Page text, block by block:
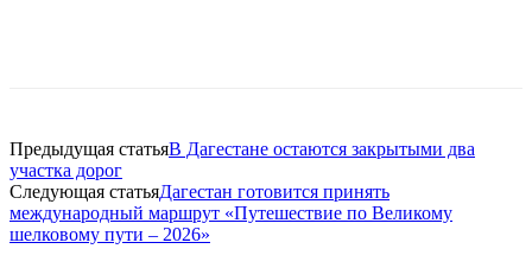
Предыдущая статьяВ Дагестане остаются закрытыми два
участка дорог
Следующая статьяДагестан готовится принять
международный маршрут «Путешествие по Великому
шелковому пути – 2026»